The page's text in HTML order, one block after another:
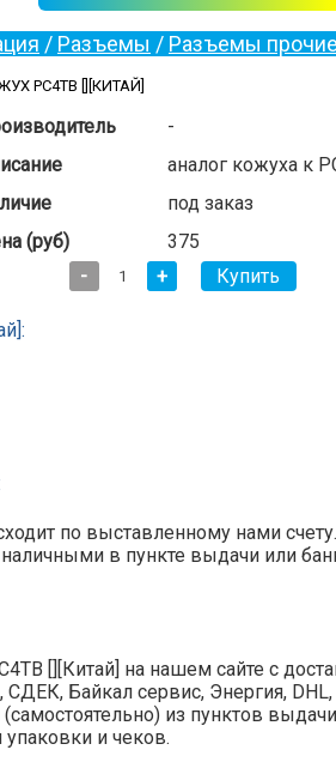
/ Разъемы / Разъемы прочие
РС4ТВ [][КИТАЙ]
-
аналог кожуха к
под заказ
(руб)
375
-
+
по выставленному нами счету.
в пункте выдачи или
[][Китай] на нашем сайте с
Байкал сервис, Энергия,
из пунктов
и чеков.